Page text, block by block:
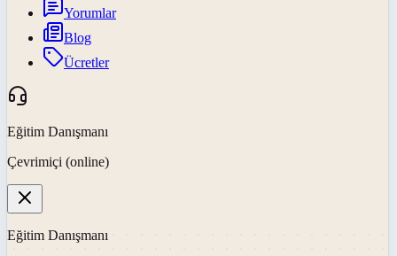
Yorumlar
Blog
Ücretler
Eğitim Danışmanı
Çevrimiçi (online)
Eğitim Danışmanı